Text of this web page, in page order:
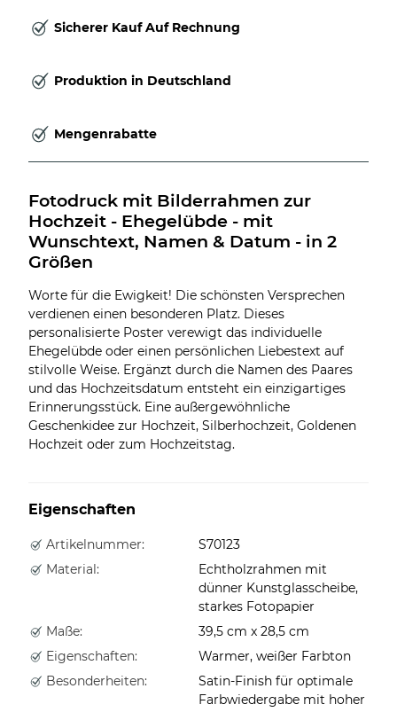
Sicherer Kauf Auf Rechnung
Produktion in Deutschland
Mengenrabatte
Fotodruck mit Bilderrahmen zur
Hochzeit - Ehegelübde - mit
Wunschtext, Namen & Datum - in 2
Größen
Worte für die Ewigkeit! Die schönsten Versprechen
verdienen einen besonderen Platz. Dieses
personalisierte Poster verewigt das individuelle
Ehegelübde oder einen persönlichen Liebestext auf
stilvolle Weise. Ergänzt durch die Namen des Paares
und das Hochzeitsdatum entsteht ein einzigartiges
Erinnerungsstück. Eine außergewöhnliche
Geschenkidee zur Hochzeit, Silberhochzeit, Goldenen
Hochzeit oder zum Hochzeitstag.
Eigenschaften
Artikelnummer:
S70123
Material:
Echtholzrahmen mit
dünner Kunstglasscheibe,
starkes Fotopapier
Maße:
39,5 cm x 28,5 cm
Eigenschaften:
Warmer, weißer Farbton
Besonderheiten:
Satin-Finish für optimale
Farbwiedergabe mit hoher